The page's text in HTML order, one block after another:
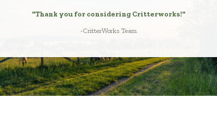
"Thank you for considering Critterworks!"
-CritterWorks Team